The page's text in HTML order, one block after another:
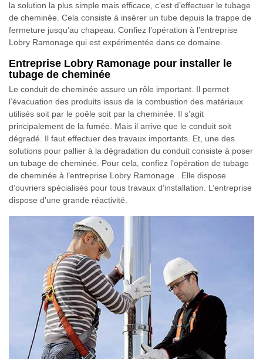
la solution la plus simple mais efficace, c’est d’effectuer le tubage
de cheminée. Cela consiste à insérer un tube depuis la trappe de
fermeture jusqu’au chapeau. Confiez l’opération à l’entreprise
Lobry Ramonage qui est expérimentée dans ce domaine.
Entreprise Lobry Ramonage pour installer le
tubage de cheminée
Le conduit de cheminée assure un rôle important. Il permet
l’évacuation des produits issus de la combustion des matériaux
utilisés soit par le poêle soit par la cheminée. Il s’agit
principalement de la fumée. Mais il arrive que le conduit soit
dégradé. Il faut effectuer des travaux importants. Et, une des
solutions pour pallier à la dégradation du conduit consiste à poser
un tubage de cheminée. Pour cela, confiez l’opération de tubage
de cheminée à l’entreprise Lobry Ramonage . Elle dispose
d’ouvriers spécialisés pour tous travaux d’installation. L’entreprise
dispose d’une grande réactivité.